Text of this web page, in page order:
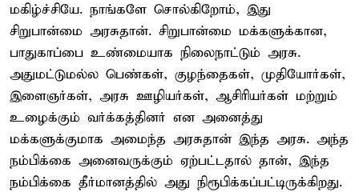
மகிழ்ச்சியே. நாங்களே சொல்கிறோம், இது
சிறுபான்மை அரசுதான். சிறுபான்மை மக்களுக்கான,
பாதுகாப்பை உண்மையாக நிலைநாட்டும் அரசு.
அதுமட்டுமல்ல பெண்கள், குழந்தைகள், முதியோர்கள்,
இளைஞர்கள், அரசு ஊழியர்கள், ஆசிரியர்கள் மற்றும்
உழைக்கும் வர்க்கத்தினர் என அனைத்து
மக்களுக்குமாக அமைந்த அரசுதான் இந்த அரசு. அந்த
நம்பிக்கை அனைவருக்கும் ஏற்பட்டதால் தான், இந்த
நம்பிக்கை தீர்மானத்தில் அது நிரூபிக்கப்பட்டிருக்கிறது.